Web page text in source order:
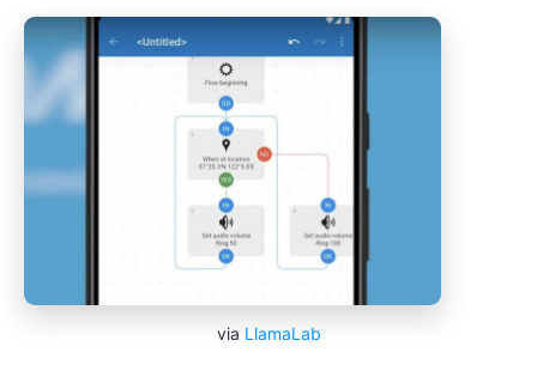
via LlamaLab